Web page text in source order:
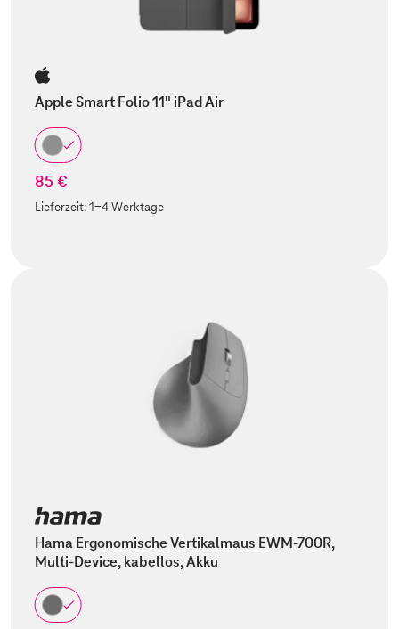
Apple Smart Folio 11" iPad Air
85 €
Lieferzeit:1-4 Werktage
Hama Ergonomische Vertikalmaus EWM-700R,
Multi-Device, kabellos, Akku